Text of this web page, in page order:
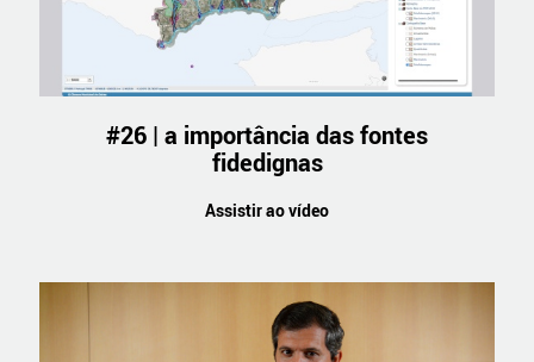
#26 | a importância das fontes
fidedignas
Assistir ao vídeo